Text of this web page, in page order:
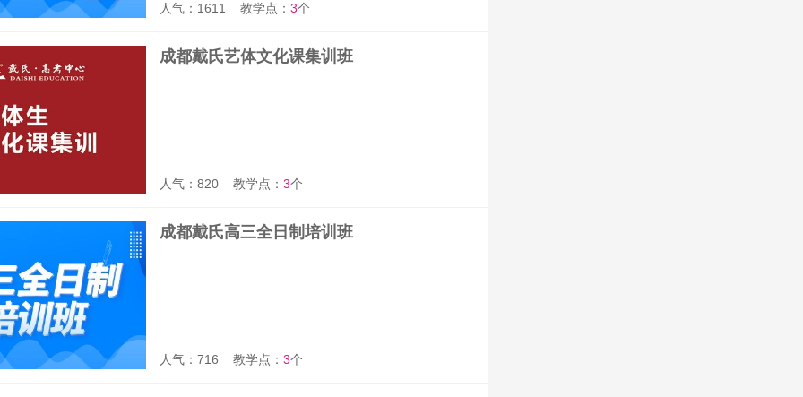
人气：1611 教学点： 3个
成都戴氏艺体文化课集训班
人气：820 教学点： 3个
成都戴氏高三全日制培训班
人气：716 教学点： 3个